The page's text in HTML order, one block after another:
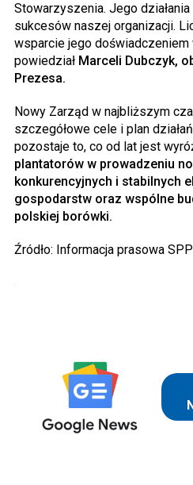
Stowarzyszenia. Jego
sukcesów naszej organizacji.
wsparcie jego doświadczeniem
powiedział Marceli Dubczyk,
Prezesa.
Nowy Zarząd w najbliższym
szczegółowe cele i plan
pozostaje to, co od lat jest
plantatorów w prowadzeniu
konkurencyjnych i stabilnych
gospodarstw oraz wspólne
polskiej borówki.
Źródło: Informacja prasowa